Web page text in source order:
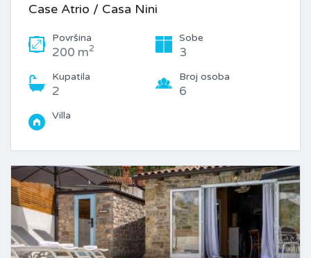
Case Atrio / Casa Nini
Površina
200 m2
Sobe
3
Kupatila
2
Broj osoba
6
Villa